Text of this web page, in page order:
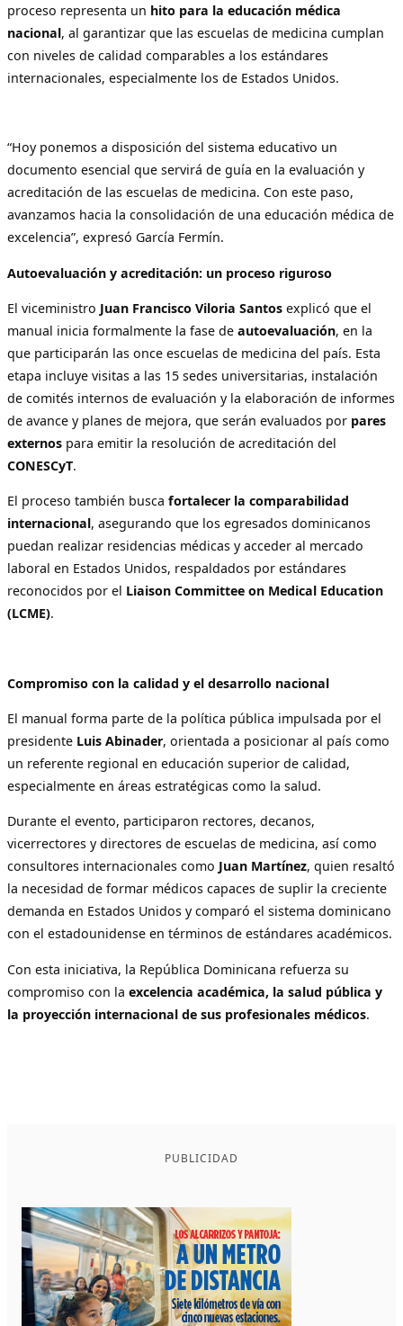
proceso representa un hito para la educación médica
nacional, al garantizar que las escuelas de medicina cumplan
con niveles de calidad comparables a los estándares
internacionales, especialmente los de Estados Unidos.
“Hoy ponemos a disposición del sistema educativo un
documento esencial que servirá de guía en la evaluación y
acreditación de las escuelas de medicina. Con este paso,
avanzamos hacia la consolidación de una educación médica de
excelencia”, expresó García Fermín.
Autoevaluación y acreditación: un proceso riguroso
El viceministro Juan Francisco Viloria Santos explicó que el
manual inicia formalmente la fase de autoevaluación, en la
que participarán las once escuelas de medicina del país. Esta
etapa incluye visitas a las 15 sedes universitarias, instalación
de comités internos de evaluación y la elaboración de informes
de avance y planes de mejora, que serán evaluados por pares
externos para emitir la resolución de acreditación del
CONESCyT.
El proceso también busca fortalecer la comparabilidad
internacional, asegurando que los egresados dominicanos
puedan realizar residencias médicas y acceder al mercado
laboral en Estados Unidos, respaldados por estándares
reconocidos por el Liaison Committee on Medical Education
(LCME).
Compromiso con la calidad y el desarrollo nacional
El manual forma parte de la política pública impulsada por el
presidente Luis Abinader, orientada a posicionar al país como
un referente regional en educación superior de calidad,
especialmente en áreas estratégicas como la salud.
Durante el evento, participaron rectores, decanos,
vicerrectores y directores de escuelas de medicina, así como
consultores internacionales como Juan Martínez, quien resaltó
la necesidad de formar médicos capaces de suplir la creciente
demanda en Estados Unidos y comparó el sistema dominicano
con el estadounidense en términos de estándares académicos.
Con esta iniciativa, la República Dominicana refuerza su
compromiso con la excelencia académica, la salud pública y
la proyección internacional de sus profesionales médicos.
PUBLICIDAD